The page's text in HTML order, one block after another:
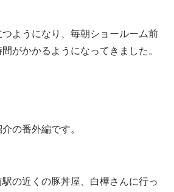
ようになり、毎朝ショールーム前
がかかるようになってきました。
の番外編です。
の近くの豚丼屋、白樺さんに行っ